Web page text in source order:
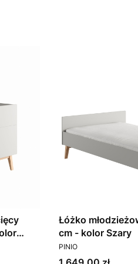
Łóżko
cm - kolor Szary
PRODUCENT
PINIO